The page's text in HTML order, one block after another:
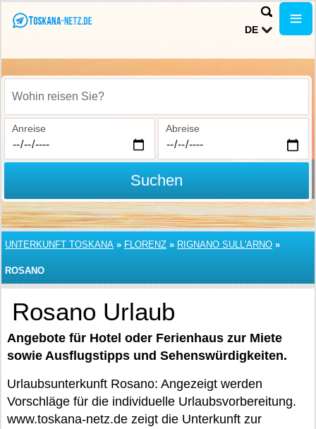
DE
Wohin reisen Sie?
Anreise Abreise
Suchen
UNTERKUNFT TOSKANA » FLORENZ » RIGNANO SULL'ARNO »
ROSANO
Rosano Urlaub
Angebote für Hotel oder Ferienhaus zur Miete
sowie Ausflugstipps und Sehenswürdigkeiten.
Urlaubsunterkunft Rosano: Angezeigt werden
Vorschläge für die individuelle Urlaubsvorbereitung.
www.toskana-netz.de zeigt die Unterkunft zur